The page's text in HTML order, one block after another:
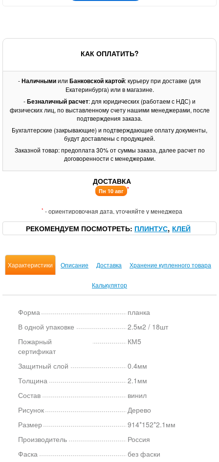
КАК ОПЛАТИТЬ?
-Наличнымиили Банковской картой: курьеру при доставке (для
Екатеринбурга) или в магазине.
-Безналичный расчет: для юридических (работаем с НДС) и
физических лиц, по выставленному счету нашими менеджерами, после
подтверждения заказа.
Бухгалтерские (закрывающие) и подтверждающие оплату документы,
будут доставлены с продукцией.
Заказной товар: предоплата 30% от суммы заказа, далее расчет по
договоренности с менеджерами.
ДОСТАВКА
Пн 10 авг *
* - ориентировочная дата, уточняйте у менеджера
РЕКОМЕНДУЕМ ПОСМОТРЕТЬ ПЛИНТУС КЛЕЙ
Характеристики Описание Доставка Хранение купленного товара
Калькулятор
Форма
планка
В одной упаковке
2.5м2 / 18шт
Пожарный
сертификат
КМ5
Защитный слой
0.4мм
Толщина
2.1мм
Состав
винил
Рисунок
Дерево
Размер
914*152*2.1мм
Производитель
Россия
Фаска
без фаски